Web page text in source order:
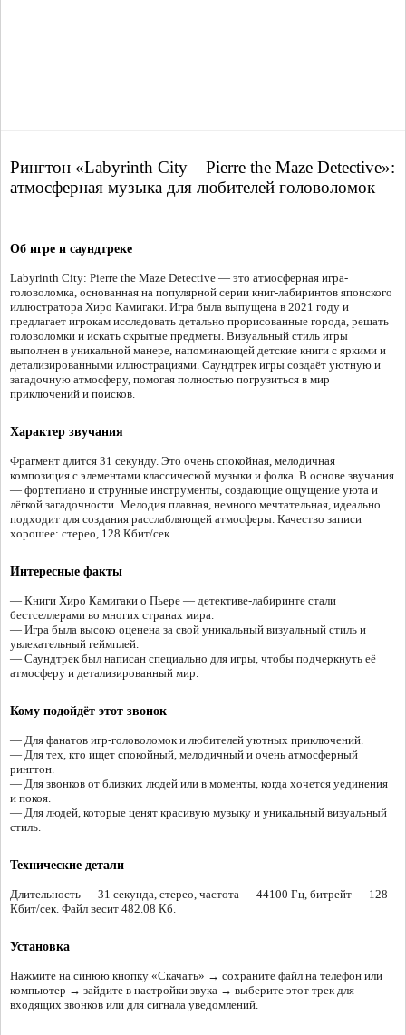
Рингтон «Labyrinth City – Pierre the Maze Detective»:
атмосферная музыка для любителей головоломок
Об игре и саундтреке
Labyrinth City: Pierre the Maze Detective — это атмосферная игра-
головоломка, основанная на популярной серии книг-лабиринтов японского
иллюстратора Хиро Камигаки. Игра была выпущена в 2021 году и
предлагает игрокам исследовать детально прорисованные города, решать
головоломки и искать скрытые предметы. Визуальный стиль игры
выполнен в уникальной манере, напоминающей детские книги с яркими и
детализированными иллюстрациями. Саундтрек игры создаёт уютную и
загадочную атмосферу, помогая полностью погрузиться в мир
приключений и поисков.
Характер звучания
Фрагмент длится 31 секунду. Это очень спокойная, мелодичная
композиция с элементами классической музыки и фолка. В основе звучания
— фортепиано и струнные инструменты, создающие ощущение уюта и
лёгкой загадочности. Мелодия плавная, немного мечтательная, идеально
подходит для создания расслабляющей атмосферы. Качество записи
хорошее: стерео, 128 Кбит/сек.
Интересные факты
— Книги Хиро Камигаки о Пьере — детективе-лабиринте стали
бестселлерами во многих странах мира.
— Игра была высоко оценена за свой уникальный визуальный стиль и
увлекательный геймплей.
— Саундтрек был написан специально для игры, чтобы подчеркнуть её
атмосферу и детализированный мир.
Кому подойдёт этот звонок
— Для фанатов игр-головоломок и любителей уютных приключений.
— Для тех, кто ищет спокойный, мелодичный и очень атмосферный
рингтон.
— Для звонков от близких людей или в моменты, когда хочется уединения
и покоя.
— Для людей, которые ценят красивую музыку и уникальный визуальный
стиль.
Технические детали
Длительность — 31 секунда, стерео, частота — 44100 Гц, битрейт — 128
Кбит/сек. Файл весит 482.08 Кб.
Установка
Нажмите на синюю кнопку «Скачать» → сохраните файл на телефон или
компьютер → зайдите в настройки звука → выберите этот трек для
входящих звонков или для сигнала уведомлений.